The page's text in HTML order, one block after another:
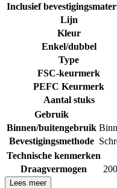
Inclusief
Lijn
Kleur
Enkel/dubbel
Type
FSC-keurmerk
PEFC Keurmerk
Aantal stuks
Gebruik
Binnen/buitengebruik
Bevestigingsmethode
Technische kenmerken
Draagvermogen
Lees meer